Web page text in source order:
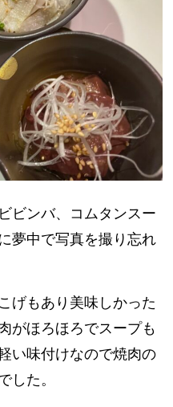
ビンバ、コムタンスー
夢中で写真を撮り忘れ
げもあり美味しかった
がほろほろでスープも
い味付けなので焼肉の
した。